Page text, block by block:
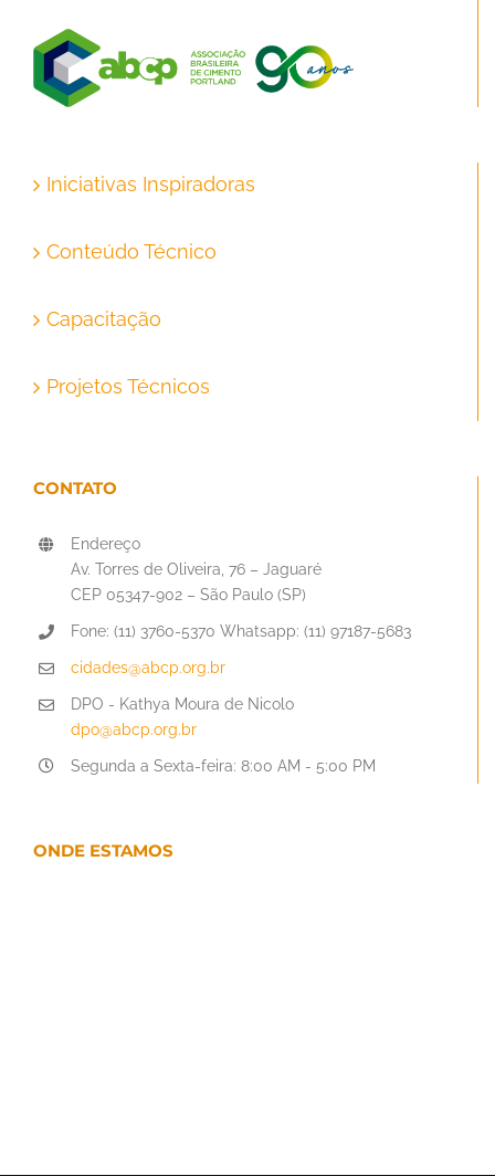
Iniciativas Inspiradoras
Conteúdo Técnico
Capacitação
Projetos Técnicos
CONTATO
Endereço
Av. Torres de Oliveira, 76 – Jaguaré
CEP 05347-902 – São Paulo (SP)
Fone: (11) 3760-5370 Whatsapp: (11) 97187-5683
cidades@abcp.org.br
DPO - Kathya Moura de Nicolo
dpo@abcp.org.br
Segunda a Sexta-feira: 8:00 AM - 5:00 PM
ONDE ESTAMOS